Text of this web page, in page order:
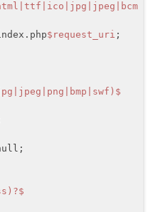
$request_uri ;